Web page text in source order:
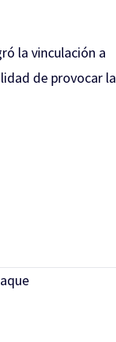
la vinculación a
de provocar la